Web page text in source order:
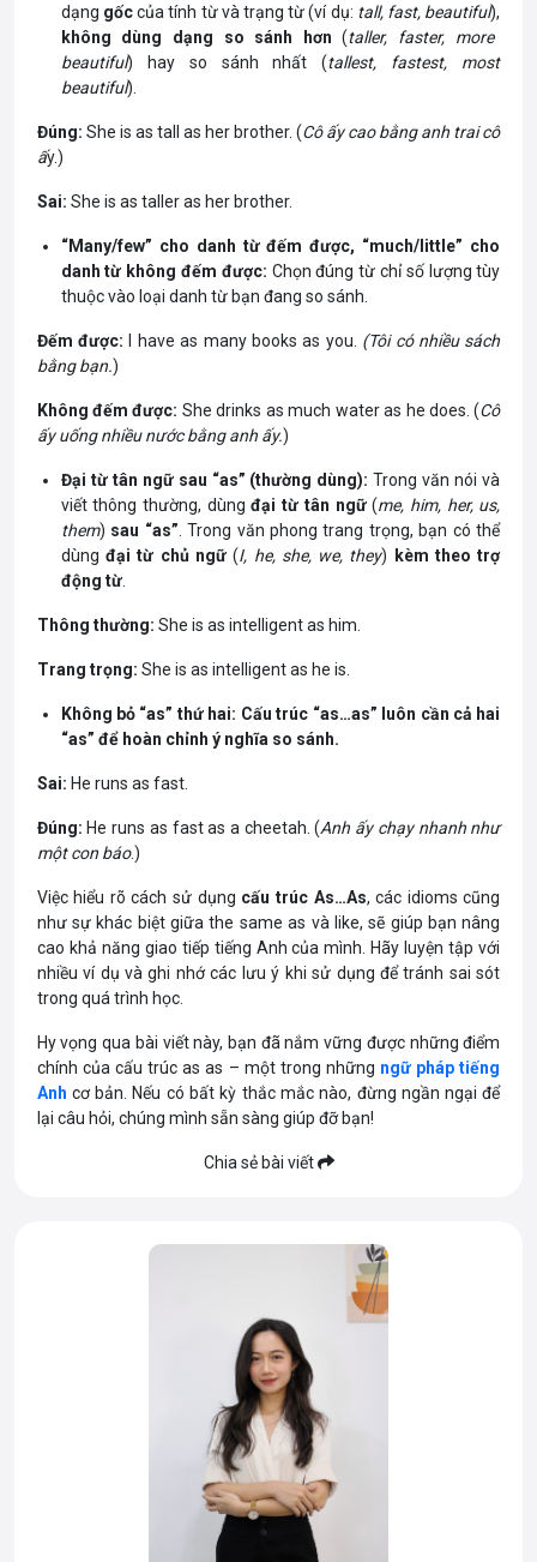
dạng gốccủa tính từ và trạng từ (ví dụ: tall, fast, beautiful),
không dùng dạng so sánh hơn (taller, faster, more
beautiful) hay so sánh nhất (tallest, fastest, most
beautiful).
Đúng: She is as tall as her brother. (Cô ấy cao bằng anh trai cô
ấy.)
Sai: She is as taller as her brother.
“Many/few” cho danh từ đếm được, “much/little” cho
danh từ không đếm được: Chọn đúng từ chỉ số lượng tùy
thuộc vào loại danh từ bạn đang so sánh.
Đếm được: I have as many books as you. (Tôi có nhiều sách
bằng bạn.)
Không đếm được: She drinks as much water as he does. (Cô
ấy uống nhiều nước bằng anh ấy.)
Đại từ tân ngữ sau “as” (thường dùng):Trong văn nói và
viết thông thường, dùngđại từ tân ngữ(me, him, her, us,
them) sau “as” . Trong văn phong trang trọng, bạn có thể
dùng đại từ chủ ngữ(I, he, she, we, they)
kèm theo trợ
động từ.
Thông thường: She is as intelligent as him.
Trang trọng: She is as intelligent as he is.
Không bỏ “as” thứ hai: Cấu trúc “as…as” luôn cần cả hai
“as” để hoàn chỉnh ý nghĩa so sánh.
Sai: He runs as fast.
Đúng: He runs as fast as a cheetah. (Anh ấy chạy nhanh như
một con báo.)
Việc hiểu rõ cách sử dụng cấu trúc As…As, các idioms cũng
như sự khác biệt giữa the same as và like, sẽ giúp bạn nâng
cao khả năng giao tiếp tiếng Anh của mình. Hãy luyện tập với
nhiều ví dụ và ghi nhớ các lưu ý khi sử dụng để tránh sai sót
trong quá trình học.
Hy vọng qua bài viết này, bạn đã nắm vững được những điểm
chính của cấu trúc as as – một trong những ngữ pháp tiếng
Anh cơ bản. Nếu có bất kỳ thắc mắc nào, đừng ngần ngại để
lại câu hỏi, chúng mình sẵn sàng giúp đỡ bạn!
Chia sẻ bài viết